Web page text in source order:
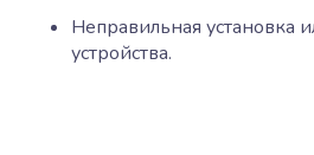
Неправильная установка
устройства.